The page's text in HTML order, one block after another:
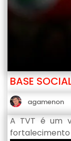
BASE
agamenon
A TVT é um
fortalecimento